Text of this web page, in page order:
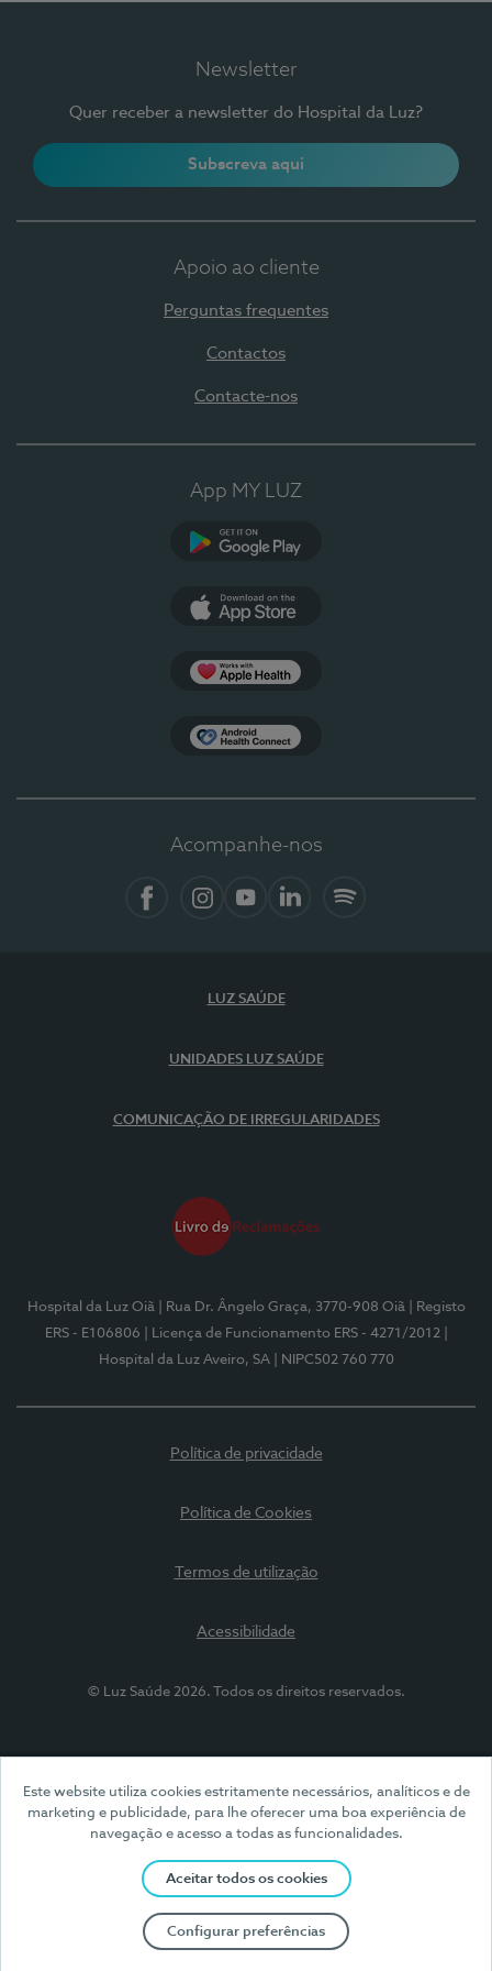
Este website utiliza cookies estritamente necessários, analíticos e de
marketing e publicidade, para lhe oferecer uma boa experiência de
navegação e acesso a todas as funcionalidades.
Aceitar todos os cookies
Configurar preferências
Newsletter
Quer receber a newsletter do Hospital da Luz?
Subscreva aqui
Apoio ao cliente
Perguntas frequentes
Contactos
Contacte-nos
App MY LUZ
Acompanhe-nos
LUZ SAÚDE
UNIDADES LUZ SAÚDE
COMUNICAÇÃO DE IRREGULARIDADES
Hospital da Luz Oiã | Rua Dr. Ângelo Graça, 3770-908 Oiã
| Registo
ERS - E106806
| Licença de Funcionamento ERS - 4271/2012
Hospital da Luz Aveiro, SA
| NIPC502 760 770
Política de privacidade
Política de Cookies
Termos de utilização
Acessibilidade
© Luz Saúde 2026. Todos os direitos reservados.